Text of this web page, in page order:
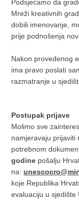
Podsjećamo da
Mreži kreativnih
dobili imenovanje,
prije podnošenja
Nakon provedenog
ima pravo poslati
razmatranje u
Postupak prijave
Molimo sve
namjeravaju prijaviti
potrebnom
godine pošalju
na:
koje Republika
evaluaciju u sjedište